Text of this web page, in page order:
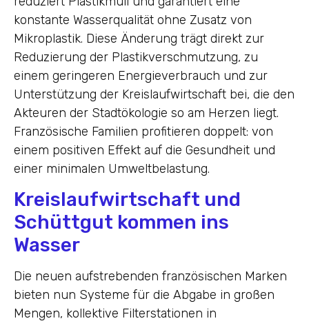
konstante Wasserqualität ohne Zusatz von
Mikroplastik. Diese Änderung trägt direkt zur
Reduzierung der Plastikverschmutzung, zu
einem geringeren Energieverbrauch und zur
Unterstützung der Kreislaufwirtschaft bei, die den
Akteuren der Stadtökologie so am Herzen liegt.
Französische Familien profitieren doppelt: von
einem positiven Effekt auf die Gesundheit und
einer minimalen Umweltbelastung.
Kreislaufwirtschaft und
Schüttgut kommen ins
Wasser
Die neuen aufstrebenden französischen Marken
bieten nun Systeme für die Abgabe in großen
Mengen, kollektive Filterstationen in